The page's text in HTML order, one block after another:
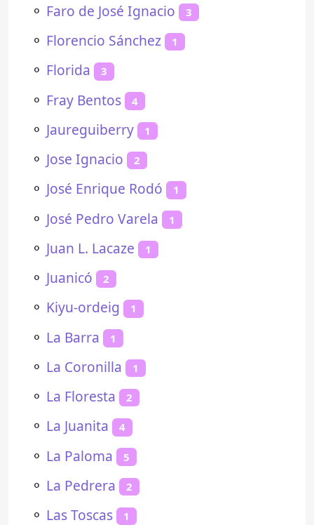
⚬ Faro de José Ignacio 3
⚬ Florencio Sánchez 1
⚬ Florida 3
⚬ Fray Bentos 4
⚬ Jaureguiberry 1
⚬ Jose Ignacio 2
⚬ José Enrique Rodó 1
⚬ José Pedro Varela 1
⚬ Juan L. Lacaze 1
⚬ Juanicó 2
⚬ Kiyu-ordeig 1
⚬ La Barra 1
⚬ La Coronilla 1
⚬ La Floresta 2
⚬ La Juanita 4
⚬ La Paloma 5
⚬ La Pedrera 2
⚬ Las Toscas 1